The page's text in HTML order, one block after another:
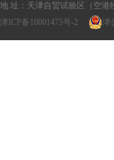
地 址：天津自贸试验区（空港
津ICP备10001475号-2
津